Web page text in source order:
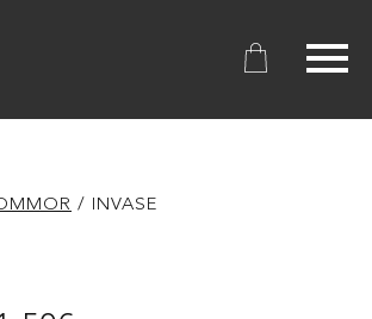
/ INVASE